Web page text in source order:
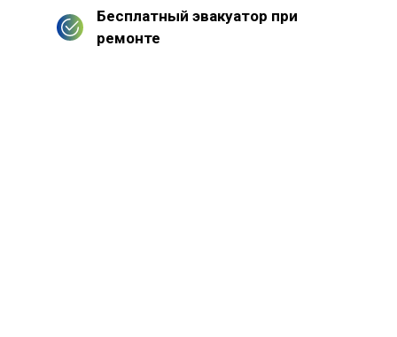
Бесплатный эвакуатор при
ремонте